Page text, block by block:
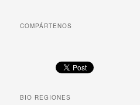
COMPÁRTENOS
BIO REGIONES